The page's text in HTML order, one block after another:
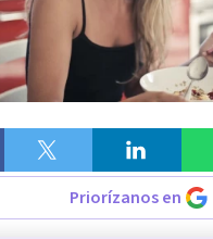
Priorízanos en